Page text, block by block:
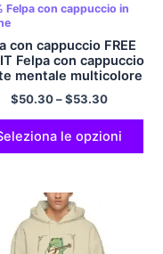
Felpa con cappuccio in
con cappuccio FREE
Felpa con cappuccio
mentale multicolore
$50.30–$53.30
le opzioni